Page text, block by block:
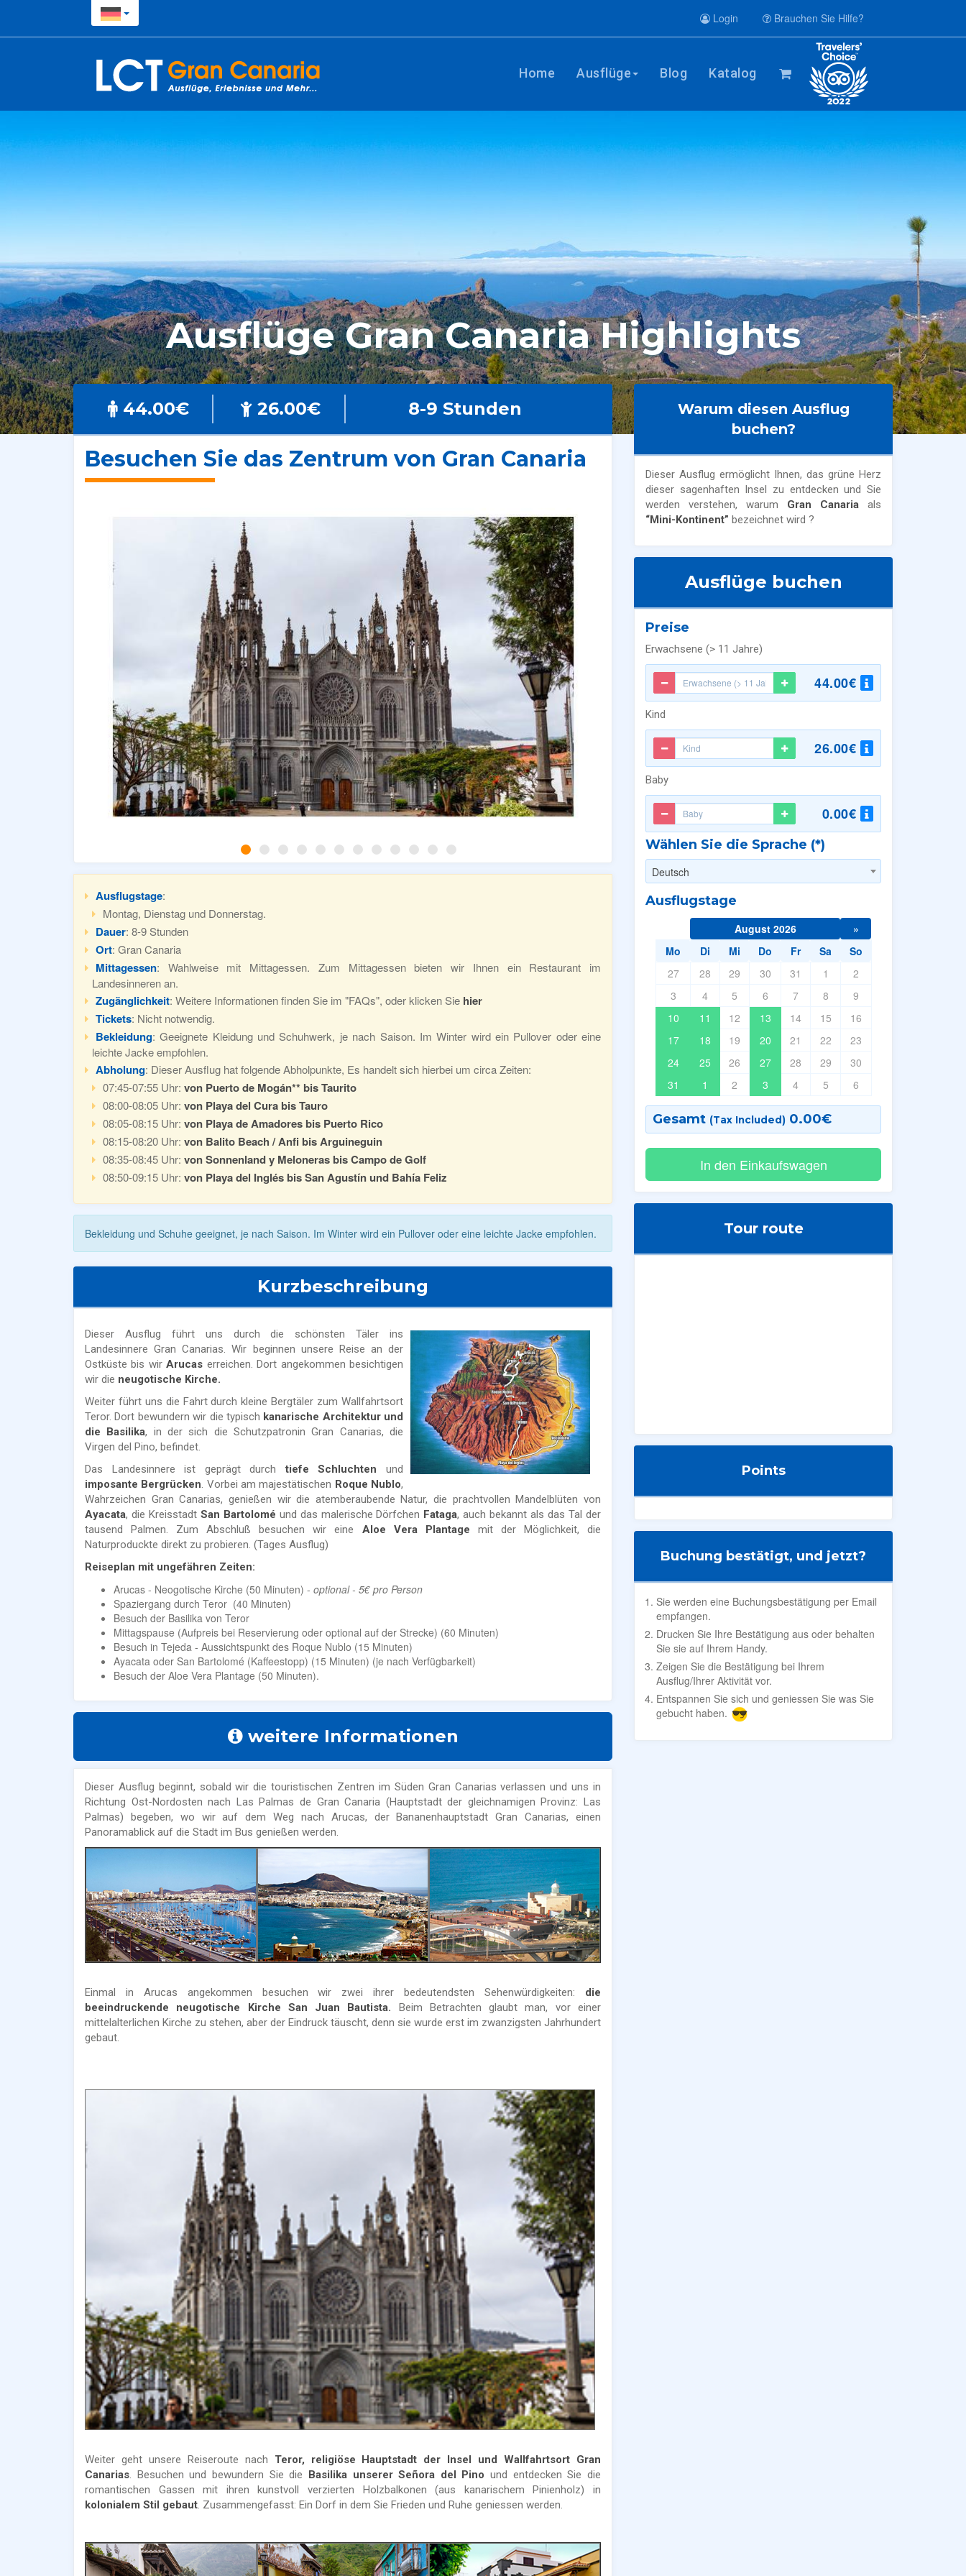
Login Brauchen Sie Hilfe?
Home Ausflüge Blog Katalog
Ausflüge Gran Canaria Highlights
44.00€ 26.00€ 8-9 Stunden
Besuchen Sie das Zentrum von Gran Canaria
Ausflugstage:
Montag, Dienstag und Donnerstag.
Dauer: 8-9 Stunden
Ort: Gran Canaria
Mittagessen: Wahlweise mit Mittagessen. Zum Mittagessen bieten wir Ihnen ein Restaurant im
Landesinneren an.
Zugänglichkeit: Weitere Informationen finden Sie im "FAQs", oder klicken Sie hier
Tickets: Nicht notwendig.
Bekleidung: Geeignete Kleidung und Schuhwerk, je nach Saison. Im Winter wird ein Pullover oder eine
leichte Jacke empfohlen.
Abholung: Dieser Ausflug hat folgende Abholpunkte, Es handelt sich hierbei um circa Zeiten:
07:45-07:55 Uhr: von Puerto de Mogán** bisTaurito
08:00-08:05 Uhr: von Playa del Cura bis Tauro
08:05-08:15 Uhr: von Playa de Amadores bis Puerto Rico
08:15-08:20 Uhr: von Balito Beach / Anfi bis Arguineguin
08:35-08:45 Uhr: von Sonnenland y Meloneras bis Campo de Golf
08:50-09:15 Uhr: von Playa del Inglés bis San Agustín und Bahía Feliz
Bekleidung und Schuhe geeignet, je nach Saison. Im Winter wird ein Pullover oder eine leichte Jacke empfohlen.
Kurzbeschreibung
Dieser Ausflug führt uns durch die schönsten Täler ins
Landesinnere Gran Canarias. Wir beginnen unsere Reise an der
Ostküste bis wirArucas erreichen. Dort angekommen besichtigen
wir die neugotische Kirche.
Weiter führt uns die Fahrt durch kleine Bergtäler zum Wallfahrtsort
Teror. Dort bewundern wir die typisch kanarische Architektur und
die Basilika, in der sich die Schutzpatronin Gran Canarias, die
Virgen del Pino, befindet.
Das Landesinnere ist geprägt durchtiefe Schluchten und
imposante Bergrücken. Vorbei am majestätischen Roque Nublo,
Wahrzeichen Gran Canarias, genießen wir die atemberaubende Natur, die prachtvollen Mandelblüten von
Ayacata, die Kreisstadt San Bartolomé und das malerische Dörfchen Fataga, auch bekannt als das Tal der
tausend Palmen. Zum Abschluß besuchen wir eine Aloe Vera Plantage mit der Möglichkeit, die
Naturproduckte direkt zu probieren. (Tages Ausflug)
Reiseplan mit ungefähren Zeiten:
Arucas - Neogotische Kirche (50 Minuten) - optional - 5€ pro Person
Spaziergang durch Teror (40 Minuten)
Besuch der Basilika von Teror
Mittagspause (Aufpreis bei Reservierung oder optional auf der Strecke) (60 Minuten)
Besuch in Tejeda - Aussichtspunkt des Roque Nublo (15 Minuten)
Ayacata oder San Bartolomé (Kaffeestopp) (15 Minuten) (je nach Verfügbarkeit)
Besuch der Aloe Vera Plantage (50 Minuten).
weitere Informationen
Dieser Ausflug beginnt, sobald wir die touristischen Zentren im Süden Gran Canarias verlassen und uns in
Richtung Ost-Nordosten nach Las Palmas de Gran Canaria (Hauptstadt der gleichnamigen Provinz: Las
Palmas) begeben, wo wir auf dem Weg nach Arucas, der Bananenhauptstadt Gran Canarias, einen
Panoramablick auf die Stadt im Bus genießen werden.
Einmal in Arucas angekommen besuchen wir zwei ihrer bedeutendsten Sehenwürdigkeiten: die
beeindruckende neugotische Kirche San Juan Bautista. Beim Betrachten glaubt man, vor einer
mittelalterlichen Kirche zu stehen, aber der Eindruck täuscht, denn sie wurde erst im zwanzigsten Jahrhundert
gebaut.
Weiter geht unsere Reiseroute nach Teror, religiöse Hauptstadt der Insel und Wallfahrtsort Gran
Canarias. Besuchen und bewundern Sie die Basilika unserer Señora del Pino und entdecken Sie die
romantischen Gassen mit ihren kunstvoll verzierten Holzbalkonen (aus kanarischem Pinienholz) in
kolonialem Stil gebaut. Zusammengefasst: Ein Dorf in dem Sie Frieden und Ruhe geniessen werden.
Warum diesen Ausflug
buchen?
Dieser Ausflug ermöglicht Ihnen, das grüne Herz
dieser sagenhaften Insel zu entdecken und Sie
werden verstehen, warum Gran Canaria als
“Mini-Kontinent” bezeichnet wird ?
Ausflüge buchen
Preise
Erwachsene (> 11 Jahre)
44.00€
Kind
26.00€
Baby
0.00€
Wählen Sie die Sprache (*)
Deutsch
Ausflugstage
August 2026
»
Mo
Di Mi Do Fr Sa
So
27
28 29 30 31 1
2
3
4 5 6 7 8
9
10
11 12 13 14 15
16
17
18 19 20 21 22
23
24
25 26 27 28 29
30
31
1 2 3 4 5 6
Gesamt (Tax Included) 0.00€
Tour route
Points
Buchung bestätigt, und jetzt?
Sie werden eine Buchungsbestätigung per Email
empfangen.
Drucken Sie Ihre Bestätigung aus oder behalten
Sie sie auf Ihrem Handy.
Zeigen Sie die Bestätigung bei Ihrem
Ausflug/Ihrer Aktivität vor.
Entspannen Sie sich und geniessen Sie was Sie
gebucht haben.